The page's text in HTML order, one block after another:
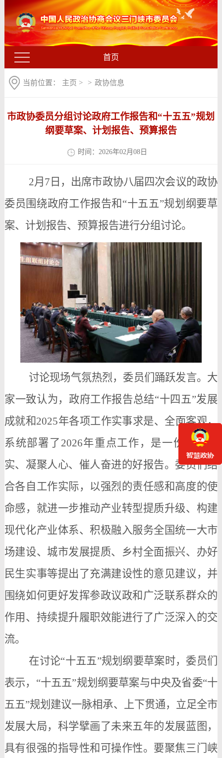
首页
当前位置： 主页 > > 政协信息
市政协委员分组讨论政府工作报告和“十五五”规划
纲要草案、计划报告、预算报告
时间：2026年02月08日
2月7日，出席市政协八届四次会议的政协
委员围绕政府工作报告和“十五五”规划纲要草
案、计划报告、预算报告进行分组讨论。
讨论现场气氛热烈，委员们踊跃发言。大
家一致认为，政府工作报告总结“十四五”发展
成就和2025年各项工作实事求是、全面客观，
系统部署了2026年重点工作，是一份求真务
实、凝聚人心、催人奋进的好报告。委员们结
合各自工作实际，以强烈的责任感和高度的使
命感，就进一步推动产业转型提质升级、构建
现代化产业体系、积极融入服务全国统一大市
场建设、城市发展提质、乡村全面振兴、办好
民生实事等提出了充满建设性的意见建议，并
围绕如何更好发挥参政议政和广泛联系群众的
作用、 持续提升履职效能进行了广泛深入的交
流。
在讨论“十五五”规划纲要草案时，委员们
表示，“十五五”规划纲要草案与中央及省委“十
五五”规划建议一脉相承、上下贯通，立足全市
发展大局，科学擘画了未来五年的发展蓝图，
具有很强的指导性和可操作性。要聚焦三门峡